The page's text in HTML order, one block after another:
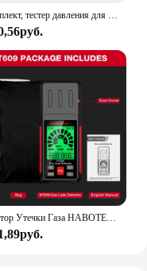
1 комплект, тестер давления для шланга
Детектор Утечки Газа HABOTEST HT609, детектор природного газа со звуковой и визуальной сигнализацией, датчик горючего газа